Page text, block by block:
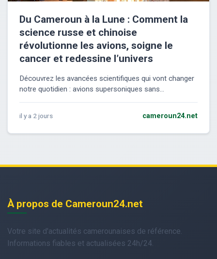
Du Cameroun à la Lune : Comment la
science russe et chinoise
révolutionne les avions, soigne le
cancer et redessine l’univers
Découvrez les avancées scientifiques qui vont changer
notre quotidien : avions supersoniques sans...
il y a 2 jours cameroun24.net
À propos de Cameroun24.net
Votre site d'actualités camerounaises de référence.
Informations fiables et actualisées 24h/24.